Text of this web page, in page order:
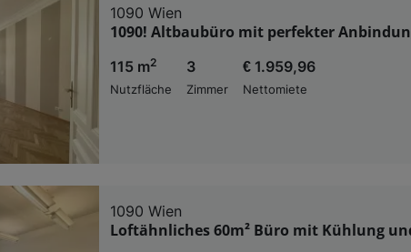
1090 Wien
1090! Altbaubüro mit perfekter
115 m2
Nutzfläche
3
Zimmer
€ 1.959,96
Nettomiete
1090 Wien
Loftähnliches 60m² Büro mit Kühlung